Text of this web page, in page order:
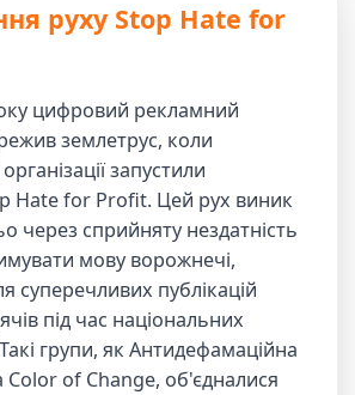
руху Stop Hate for
цифровий рекламний
землетрус, коли
запустили
Hate for Profit. Цей рух виник
через сприйняту нездатність
мову ворожнечі,
суперечливих публікацій
під час національних
групи, як Антидефамаційна
Color of Change, об'єдналися